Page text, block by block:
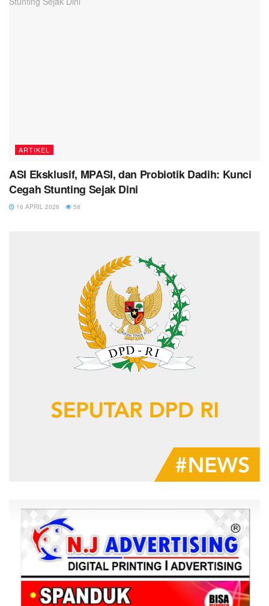
ARTIKEL
ASI Eksklusif, MPASI, dan Probiotik Dadih: Kunci
Cegah Stunting Sejak Dini
16 APRIL 2026 58